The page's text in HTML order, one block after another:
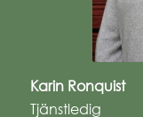
Karin Ronquist
Tjänstledig